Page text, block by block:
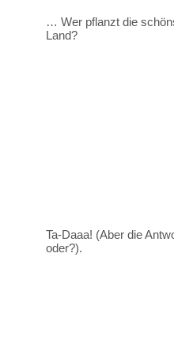
… Wer pflanzt die
Land?
Ta-Daaa! (Aber die
oder?).